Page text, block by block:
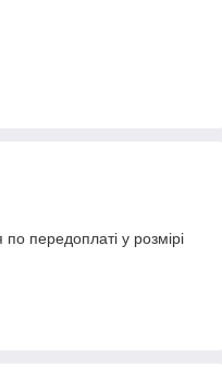
по передоплаті у розмірі